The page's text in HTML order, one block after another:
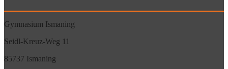
Gymnasium Ismaning
Seidl-Kreuz-Weg 11
85737 Ismaning